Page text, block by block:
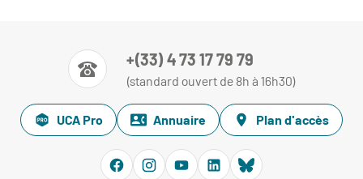
+(33) 4 73 17 79 79
(standard ouvert de 8h à 16h30)
UCA Pro Annuaire Plan d'accès